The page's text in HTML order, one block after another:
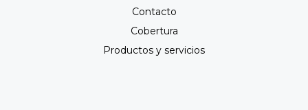
Contacto
Cobertura
Productos y servicios